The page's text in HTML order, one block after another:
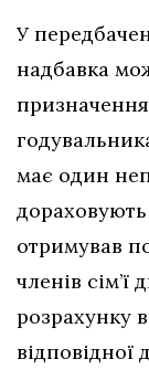
У
надбавка
призначення
має один
дораховують
отримував
членів сім’ї
розрахунку
відповідної